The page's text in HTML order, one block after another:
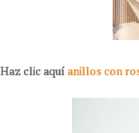
Haz clic aquíanillos con